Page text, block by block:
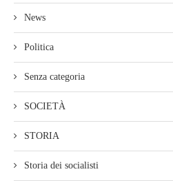
News
Politica
Senza categoria
SOCIETÀ
STORIA
Storia dei socialisti